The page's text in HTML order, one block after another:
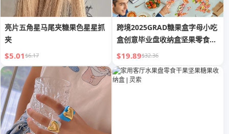
亮片五角星马尾夹糖果色星星抓
夹
$5.01$6.17
跨境2025GRAD糖果盒字母小吃
盒创意毕业盘收纳盒坚果零食糖
果干果
$19.89$32.36